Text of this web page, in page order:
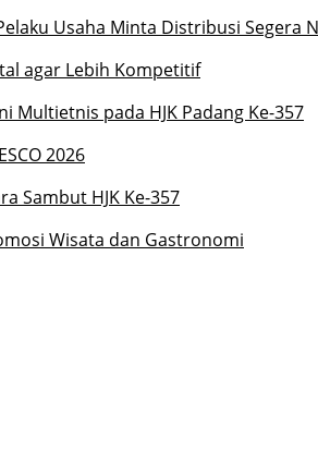
Usaha Minta Distribusi Segera
agar Lebih Kompetitif
Multietnis pada HJK Padang Ke-357
2026
Sambut HJK Ke-357
Wisata dan Gastronomi